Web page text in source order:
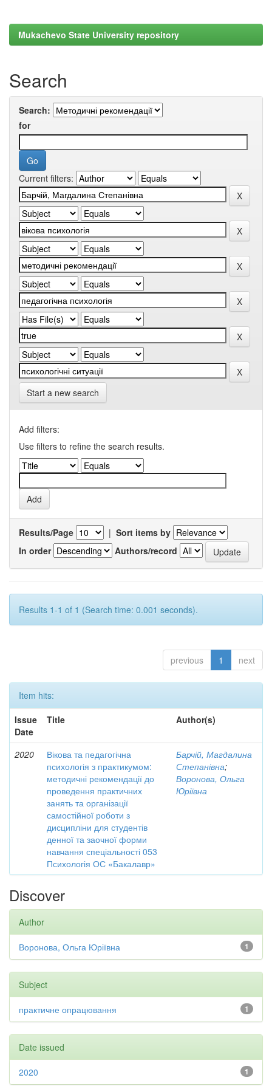
Mukachevo State University repository
Search
Search:
for
Current filters:
Start a new search
Add filters:
Use filters to refine the search results.
Results/Page | Sort items by
In order
Authors/record
Results 1-1 of 1 (Search time: 0.001 seconds).
previous 1 next
Item hits:
Issue
Date
Title Author(s)
2020
Вікова та педагогічна
психологія з практикумом:
методичні рекомендації до
проведення практичних
занять та організації
самостійної роботи з
дисципліни для студентів
денної та заочної форми
навчання спеціальності 053
Психологія ОС «Бакалавр»
Барчій, Магдалина
Степанівна;
Воронова, Ольга
Юріївна
Discover
Author
1
Воронова, Ольга Юріївна
Subject
1
практичне опрацювання
Date issued
1
2020